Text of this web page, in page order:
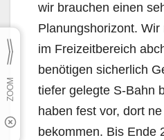
wir brauchen einen
Planungshorizont.
im Freizeitbereich
benötigen sicherlich
tiefer gelegte S-Bahn
haben fest vor, dort
bekommen. Bis Ende